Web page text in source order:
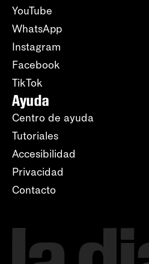
YouTube
WhatsApp
Instagram
Facebook
TikTok
Ayuda
Centro de ayuda
Tutoriales
Accesibilidad
Privacidad
Contacto